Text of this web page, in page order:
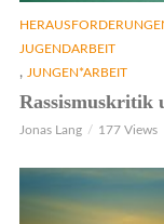
JUGENDARBEIT
, JUNGEN*ARBEIT
Rassismuskritik
Jonas Lang 177 Views